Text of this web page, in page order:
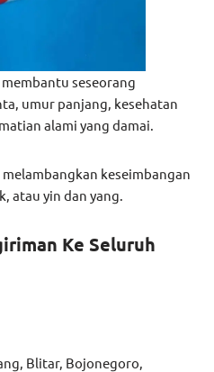
seseorang
umur panjang, kesehatan
alami yang damai.
keseimbangan
atau yin dan yang.
Ke Seluruh
Blitar, Bojonegoro,